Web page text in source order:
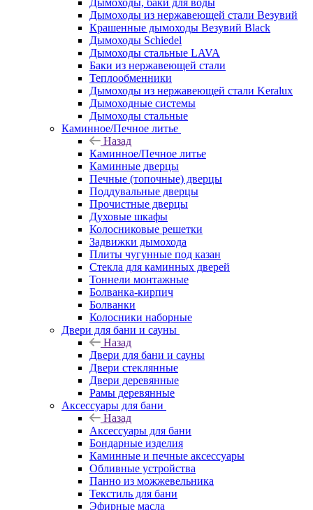
Дымоходы, баки для воды
Дымоходы из нержавеющей стали Везувий
Крашенные дымоходы Везувий Black
Дымоходы Schiedel
Дымоходы стальные LAVA
Баки из нержавеющей стали
Теплообменники
Дымоходы из нержавеющей стали Keralux
Дымоходные системы
Дымоходы стальные
Каминное/Печное литье
Назад
Каминное/Печное литье
Каминные дверцы
Печные (топочные) дверцы
Поддувальные дверцы
Прочистные дверцы
Духовые шкафы
Колосниковые решетки
Задвижки дымохода
Плиты чугунные под казан
Стекла для каминных дверей
Тоннели монтажные
Болванка-кирпич
Болванки
Колосники наборные
Двери для бани и сауны
Назад
Двери для бани и сауны
Двери стеклянные
Двери деревянные
Рамы деревянные
Аксессуары для бани
Назад
Аксессуары для бани
Бондарные изделия
Каминные и печные аксессуары
Обливные устройства
Панно из можжевельника
Текстиль для бани
Эфирные масла